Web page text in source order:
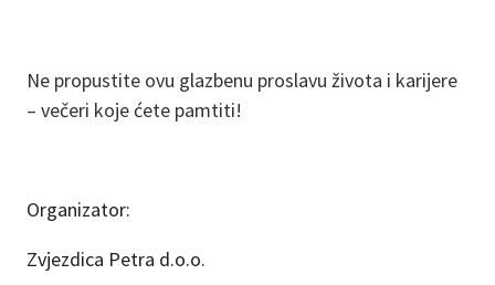
Ne propustite ovu glazbenu proslavu života i karijere
– večeri koje ćete pamtiti!
Organizator:
Zvjezdica Petra d.o.o.